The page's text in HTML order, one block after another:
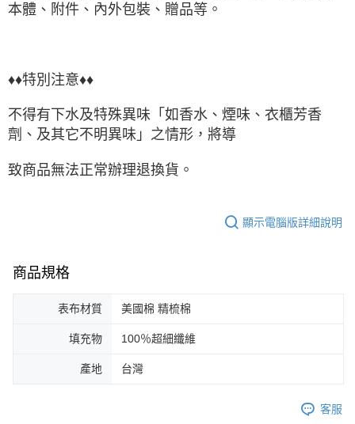
本體、附件、內外包裝、贈品等。
♦♦特別注意♦♦
不得有下水及特殊異味「如香水、煙味、衣櫃芳香
劑、及其它不明異味」之情形，將導
致商品無法正常辦理退換貨。
顯示電腦版詳細說明
商品規格
表布材質 美國棉 精梳棉
填充物 100％超細纖維
產地 台灣
客服